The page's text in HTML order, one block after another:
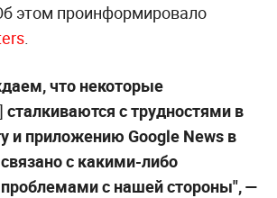
этом проинформировало
.
что некоторые
сталкиваются с трудностями в
и приложению Google News в
с какими-либо
с нашей стороны", —